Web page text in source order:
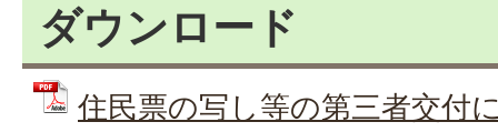
ダウンロード
住民票の写し等の第三者交付